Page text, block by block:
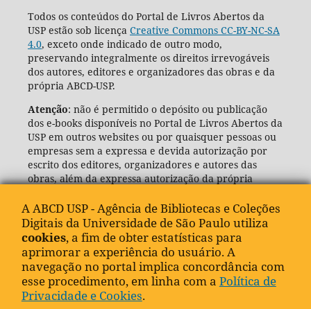
Todos os conteúdos do Portal de Livros Abertos da
USP estão sob licença Creative Commons CC-BY-NC-SA
4.0, exceto onde indicado de outro modo,
preservando integralmente os direitos irrevogáveis
dos autores, editores e organizadores das obras e da
própria ABCD-USP.
Atenção: não é permitido o depósito ou publicação
dos e-books disponíveis no Portal de Livros Abertos da
USP em outros websites ou por quaisquer pessoas ou
empresas sem a expressa e devida autorização por
escrito dos editores, organizadores e autores das
obras, além da expressa autorização da própria
(ABCD-USP).
A ABCD USP - Agência de Bibliotecas e Coleções
Digitais da Universidade de São Paulo utiliza
cookies, a fim de obter estatísticas para
aprimorar a experiência do usuário. A
navegação no portal implica concordância com
esse procedimento, em linha com a Política de
Privacidade e Cookies.